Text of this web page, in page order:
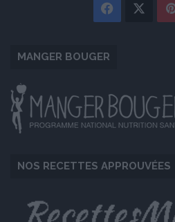
Facebook
MANGER BOUGER
NOS RECETTES APPROUVÉES